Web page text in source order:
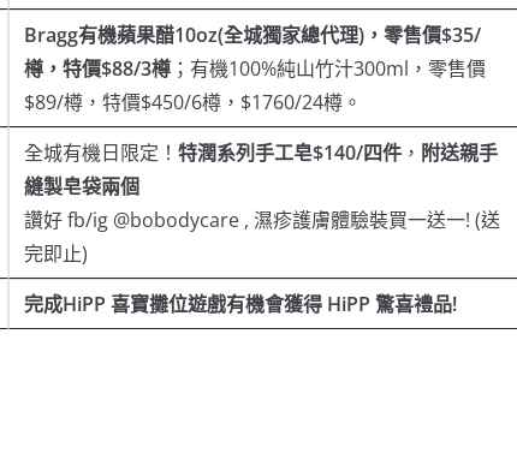
Bragg有機蘋果醋10oz(全城獨家總代理)，零售價$35/
樽，特價$88/3樽 ；有機100%純山竹汁300ml，零售價
$89/樽，特價$450/6樽，$1760/24樽。
全城有機日限定！ 特潤系列手工皂$140/四件 ， 附送親手
縫製皂袋兩個
讚好 fb/ig @bobodycare , 濕疹護膚體驗裝買一送一! (送
完即止)
完成HiPP 喜寶攤位遊戲有機會獲得 HiPP 驚喜禮品!